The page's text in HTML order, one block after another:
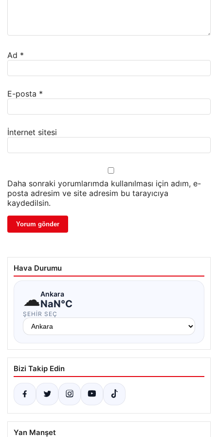
Ad *
E-posta *
İnternet sitesi
Daha sonraki yorumlarımda kullanılması için adım, e-
posta adresim ve site adresim bu tarayıcıya
kaydedilsin.
Hava Durumu
☁Ankara
NaN°C
ŞEHIR SEÇ
Bizi Takip Edin
Yan Manşet